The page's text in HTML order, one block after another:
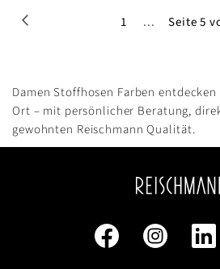
Seite
1 ... Seite 5
Damen Stoffhosen Farben
Ort – mit persönlicher Beratung,
gewohnten Reischmann Qualität.